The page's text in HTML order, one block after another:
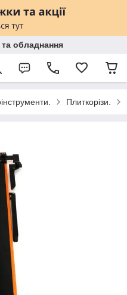
та обладнання
Плиткорізи.